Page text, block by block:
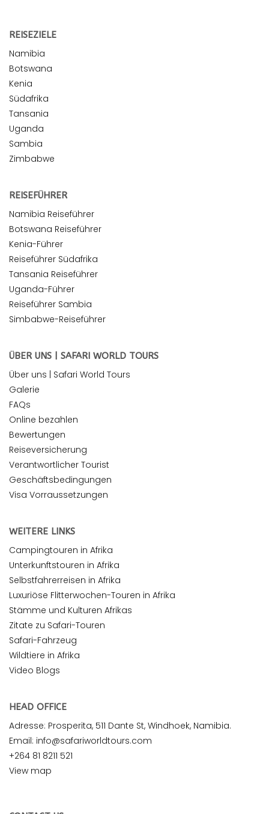
REISEZIELE
Namibia
Botswana
Kenia
Südafrika
Tansania
Uganda
Sambia
Zimbabwe
REISEFÜHRER
Namibia Reiseführer
Botswana Reiseführer
Kenia-Führer
Reiseführer Südafrika
Tansania Reiseführer
Uganda-Führer
Reiseführer Sambia
Simbabwe-Reiseführer
ÜBER UNS | SAFARI WORLD TOURS
Über uns | Safari World Tours
Galerie
FAQs
Online bezahlen
Bewertungen
Reiseversicherung
Verantwortlicher Tourist
Geschäftsbedingungen
Visa Vorraussetzungen
WEITERE LINKS
Campingtouren in Afrika
Unterkunftstouren in Afrika
Selbstfahrerreisen in Afrika
Luxuriöse Flitterwochen-Touren in Afrika
Stämme und Kulturen Afrikas
Zitate zu Safari-Touren
Safari-Fahrzeug
Wildtiere in Afrika
Video Blogs
HEAD OFFICE
Adresse: Prosperita, 511 Dante St, Windhoek, Namibia.
Email: info@safariworldtours.com
+264 81 8211 521
View map